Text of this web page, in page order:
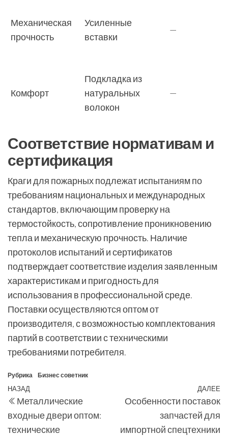
Механическая
прочность
Усиленные
вставки
—
Комфорт
Подкладка из
натуральных
волокон
—
Соответствие нормативам и
сертификация
Краги для пожарных подлежат испытаниям по
требованиям национальных и международных
стандартов, включающим проверку на
термостойкость, сопротивление проникновению
тепла и механическую прочность. Наличие
протоколов испытаний и сертификатов
подтверждает соответствие изделия заявленным
характеристикам и пригодность для
использования в профессиональной среде.
Поставки осуществляются оптом от
производителя, с возможностью комплектования
партий в соответствии с техническими
требованиями потребителя.
Рубрика Бизнес советник
Навигация
по
записям
Предыдущая
запись
НАЗАД
Металлические
входные двери оптом:
технические
ДАЛЕЕ
Особенности поставок
запчастей для
импортной спецтехники